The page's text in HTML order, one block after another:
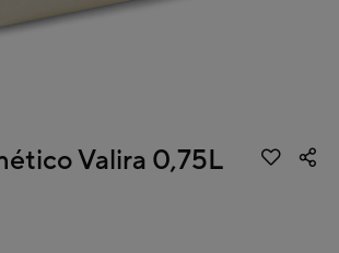
Valira 0,75L